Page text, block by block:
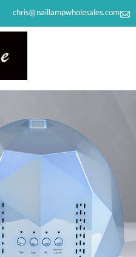

chris@naillampwholesales.com